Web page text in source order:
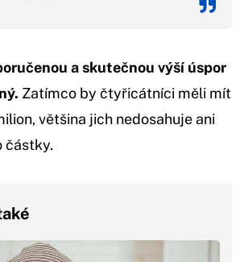
a skutečnou výší úspor
Zatímco by čtyřicátníci měli mít
většina jich nedosahuje ani
částky.